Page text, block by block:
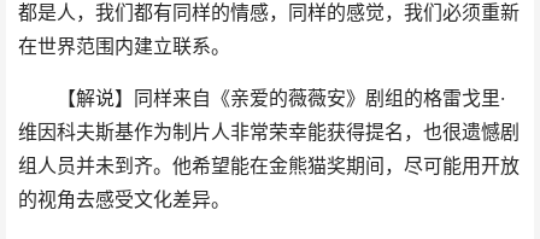
都是人，我们都有同样的情感，同样的感觉，我们必须重新
在世界范围内建立联系。
【解说】同样来自《亲爱的薇薇安》剧组的格雷戈里·
维因科夫斯基作为制片人非常荣幸能获得提名，也很遗憾剧
组人员并未到齐。他希望能在金熊猫奖期间，尽可能用开放
的视角去感受文化差异。